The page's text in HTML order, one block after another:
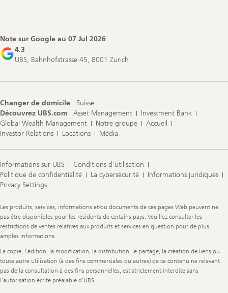
Note sur Google au 07 Jul 2026
4.3
UBS, Bahnhofstrasse 45, 8001 Zurich
Changer de domicile
Suisse
Découvrez UBS.com
Asset Management
Investment Bank
Global Wealth Management
Notre groupe
Accueil
Investor Relations
Locations Média
Informations sur UBS
Conditions d'utilisation
Politique de confidentialité
La cybersécurité
Informations juridiques
Privacy Settings
Legal
Information
Les produits, services, informations et/ou documents de ces pages Web peuvent ne
pas être disponibles pour les résidents de certains pays. Veuillez consulter les
restrictions de ventes relatives aux produits et services en question pour de plus
amples informations.
La copie, l'édition, la modification, la distribution, le partage, la création de liens ou
toute autre utilisation (à des fins commerciales ou autres) de ce contenu ne relevant
pas de la consultation à des fins personnelles, est strictement interdite sans
l'autorisation écrite préalable d'UBS.